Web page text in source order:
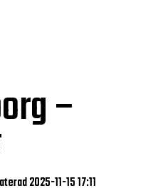
–
2025-11-15 17:11